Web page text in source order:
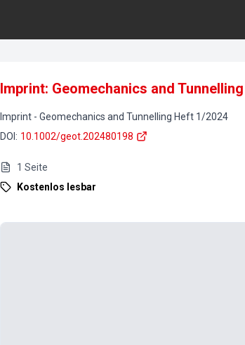
Imprint: Geomechanics and
Imprint - Geomechanics and Tunnelling Heft 1/2024
DOI : 10.1002/geot.202480198
1 Seite
Kostenlos lesbar